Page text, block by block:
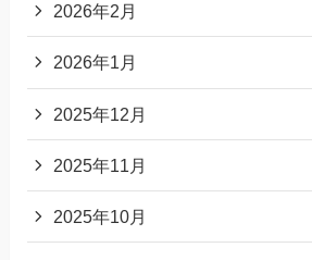
2026年2月
2026年1月
2025年12月
2025年11月
2025年10月